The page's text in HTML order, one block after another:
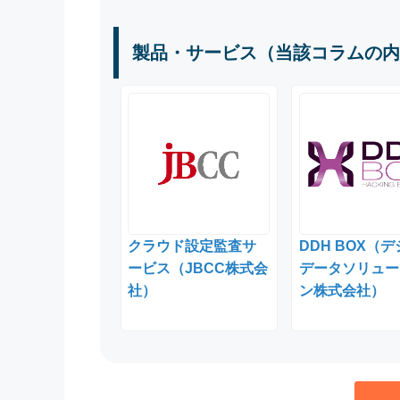
製品・サービス（当該コラムの
クラウド設定監査サ
ービス（JBCC株式会
社）
DDH BOX（デ
データソリュ
ン株式会社）